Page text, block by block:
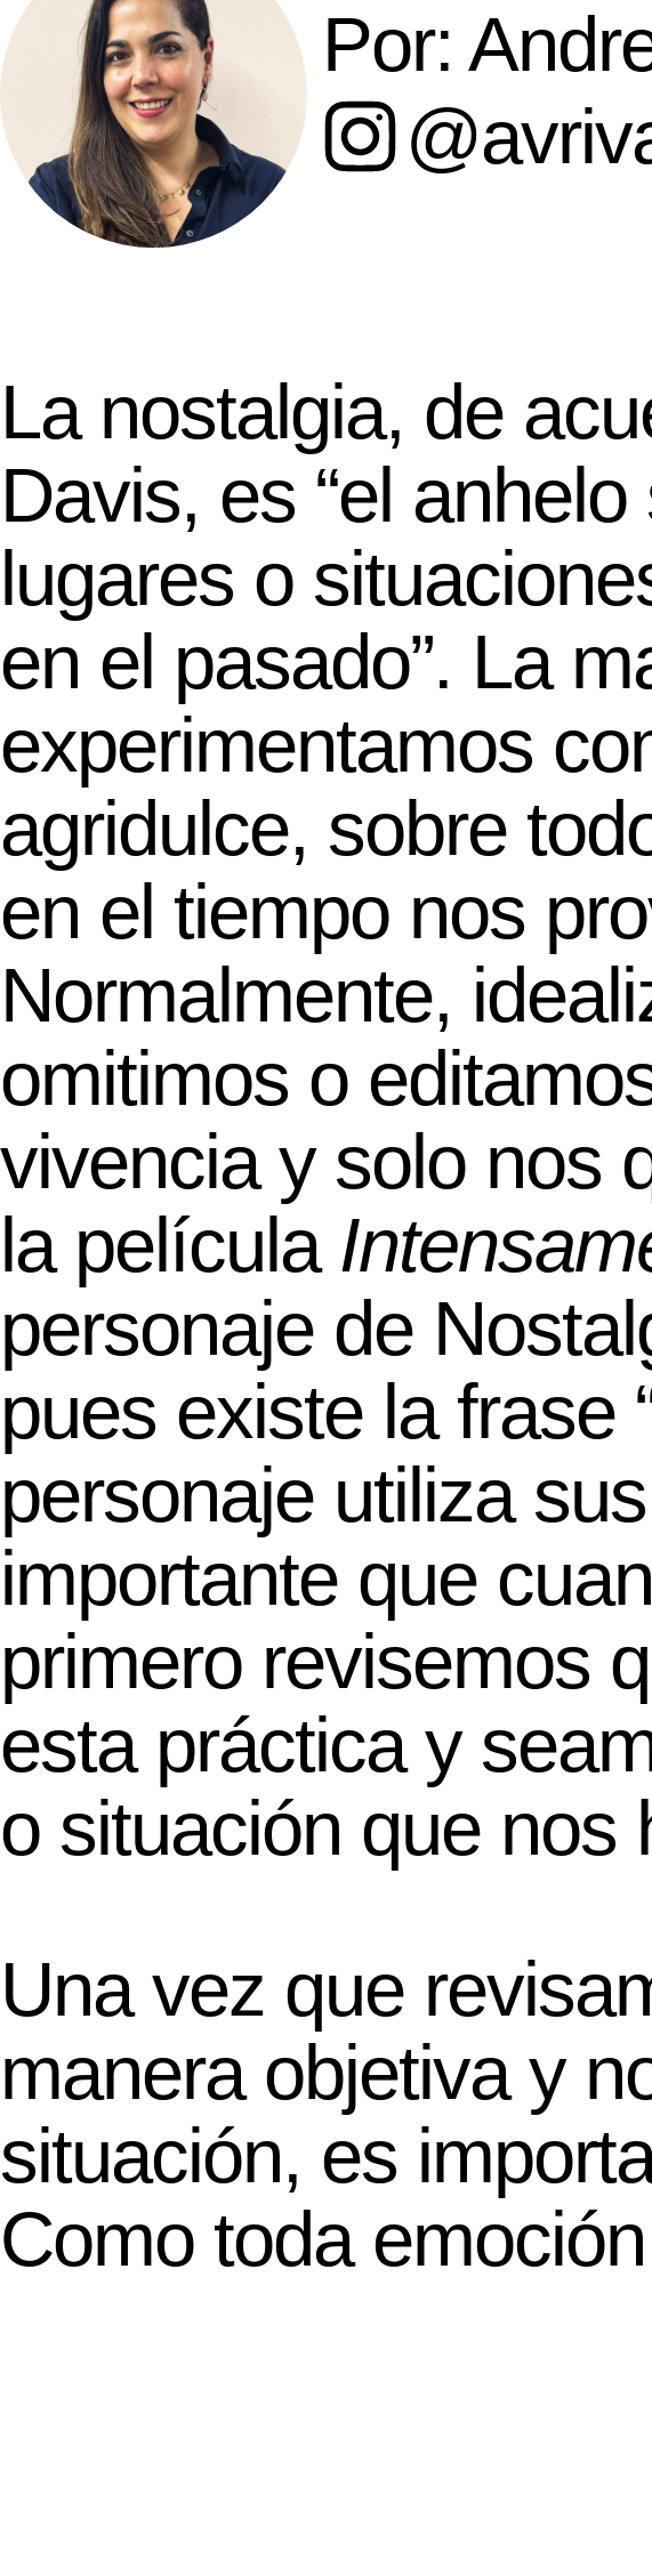
Por:
La nostalgia, de
Davis, es “el
lugares o
en el pasado”. La
experimentamos
agridulce, sobre
en el tiempo nos
Normalmente,
omitimos o
vivencia y solo nos
la película
personaje de
pues existe la frase
personaje utiliza
importante que
primero revisemos
esta práctica y
o situación que nos
Una vez que
manera objetiva y
situación, es
Como toda